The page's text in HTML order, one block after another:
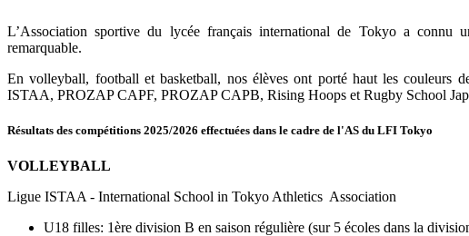
L’Association sportive du lycée français international de Tokyo a connu
remarquable.
En volleyball, football et basketball, nos élèves ont porté haut les couleurs
ISTAA, PROZAP CAPF, PROZAP CAPB, Rising Hoops et Rugby School
Résultats des compétitions 2025/2026 effectuées dans le cadre de l'AS du LFI Tokyo
VOLLEYBALL
Ligue ISTAA - International School in Tokyo Athletics Association
U18 filles: 1ère division B en saison régulière (sur 5 écoles dans la